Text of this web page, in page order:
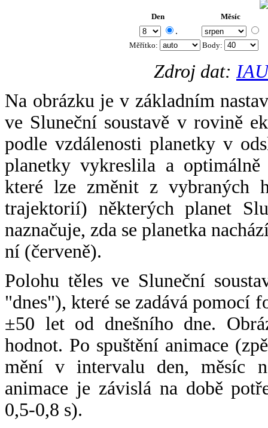
Den Měsíc
.
Měřítko: Body:
Zdroj dat:
Na obrázku je v základním
ve Sluneční soustavě v rovině
podle vzdálenosti planetky v
planetky vykreslila a
které lze změnit z vybraných
trajektorií) některých planet
naznačuje, zda se planetka
ní (červeně).
Polohu těles ve Sluneční
"dnes"), které se zadává pomocí
±50 let od dnešního dne.
hodnot. Po spuštění animace
mění v intervalu den, měsíc
animace je závislá na době
0,5-0,8 s).